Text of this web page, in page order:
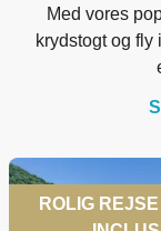
Med vores
krydstogt og fly
ROLIG